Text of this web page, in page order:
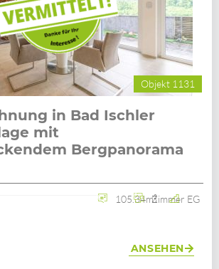
Objekt 1131
in Bad Ischler
mit
Bergpanorama
105.34m²3 Zimmer EG
ANSEHEN